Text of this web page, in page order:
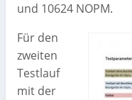
und 10624 NOPM.
Für den
zweiten
Testlauf
mit der